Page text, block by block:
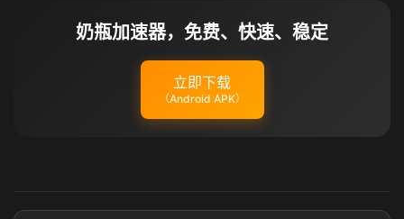
奶瓶加速器，免费、快速、稳定
立即下载
（Android APK）